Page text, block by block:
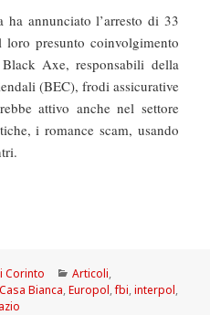
ha annunciato l’arresto di 33
loro presunto coinvolgimento
Axe, responsabili della
(BEC), frodi assicurative
attivo anche nel settore
i romance scam, usando
Corinto Categorie
Articoli,
Tag
Casa Bianca,Europol,fbi,interpol,